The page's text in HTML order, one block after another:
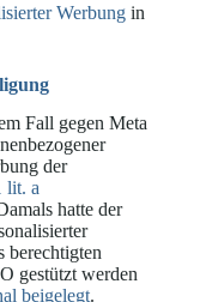
Werbung in
Fall gegen Meta
der
lit. a
hatte der
berechtigten
gestützt werden
beigelegt.